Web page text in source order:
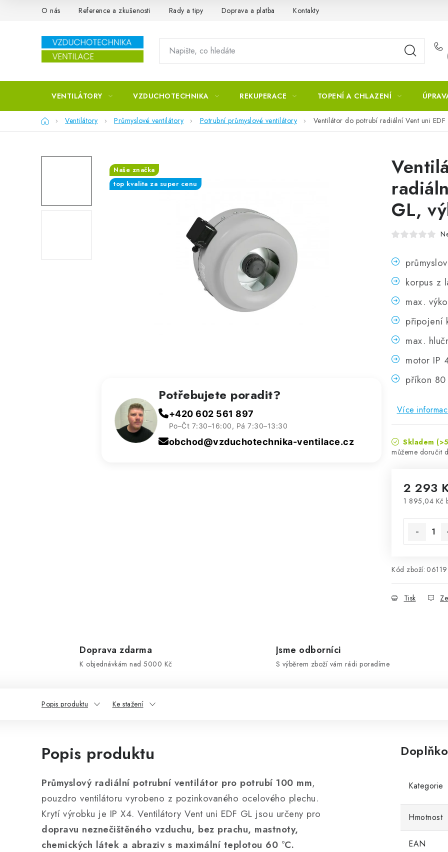
Přejít na obsahO nás Reference a zkušenosti Rady a tipy Doprava a platba Kontakty
VENTILÁTORY VZDUCHOTECHNIKA REKUPERACE TOPENÍ A CHLAZENÍ
DomůVentilátory Průmyslové ventilátory Potrubní průmyslové ventilátory Ventilátor do potrubí radiální Vent uni
GL,
korpus z
max.
připojení
max.
motor IP
příkon
Více
Skladem
2 293
1 895,04 Kč
Kód zboží:
Tisk
Naše značka
top kvalita za super cenu
Potřebujete poradit?
+420 602 561 897
Po–Čt 7:30–16:00, Pá 7:30–13:30
obchod@vzduchotechnika-ventilace.cz
Doprava zdarma
K objednávkám nad 5000 Kč
Jsme odborníci
S výběrem zboží vám rádi poradíme
Popis produktu Ke stažení
Popis produktu
Průmyslový radiální potrubní ventilátor pro potrubí 100 mm,
pouzdro ventilátoru vyrobeno z pozinkovaného ocelového plechu.
Krytí výrobku je IP X4. Ventilátory Vent uni EDF GL jsou určeny pro
dopravu neznečištěného vzduchu, bez prachu, mastnoty,
chemických látek a abraziv s maximální teplotou 60 °C.
Kategorie
Hmotnost
EAN